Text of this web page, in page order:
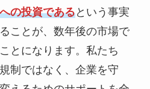
の投資であるという事実
ことが、数年後の市場で
とになります。私たち
制ではなく、企業を守